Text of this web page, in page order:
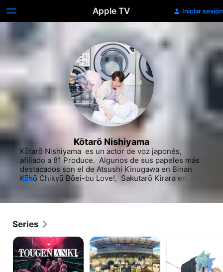
Apple TV Iniciar sesión
Kōtarō Nishiyama
Kōtarō Nishiyama ​ es un actor de voz japonés,
afiliado a 81 Produce. ​ Algunos de sus papeles más
destacados son el de Atsushi Kinugawa en Binan
Kōkō Chikyū Bōei-bu Love!, ​ Sakutarō Kirara en
Note, ​ Yoshiharu Hisomu en Kiznaiver y Ryūichi
más
Series
TOUGEN
ANKI
Aoashi
Love